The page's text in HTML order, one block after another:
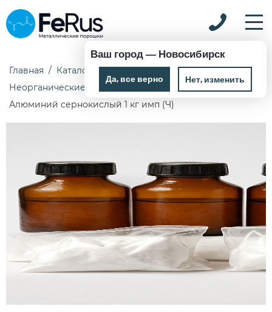
Ваш город — Новосибирск
Да, все верно Нет, изменить
Главная Каталог
Химические реактивы
Неорганические реактивы
Алюминий сернокислый 1 кг имп (Ч)